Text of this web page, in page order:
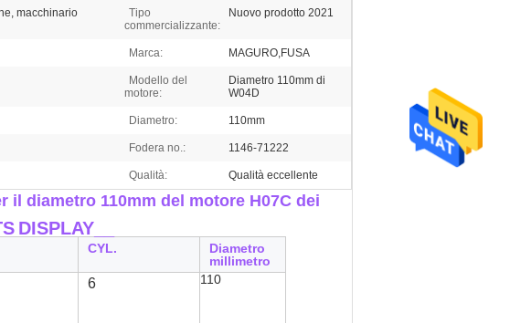
macchinario
Tipo
commercializzante:
Nuovo prodotto 2021
Marca: MAGURO,FUSA
Modello del
motore:
Diametro 110mm di
W04D
Diametro: 110mm
Fodera no.: 1146-71222
Qualità: Qualità eccellente
il diametro 110mm del motore H07C dei
DISPLAY__
CYL.
Diametro
millimetro
6 110